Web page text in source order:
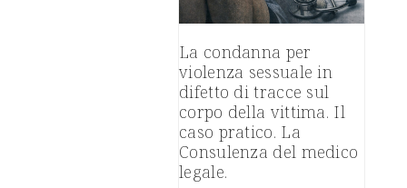
La condanna per
violenza sessuale in
difetto di tracce sul
corpo della vittima. Il
caso pratico. La
Consulenza del medico
legale.